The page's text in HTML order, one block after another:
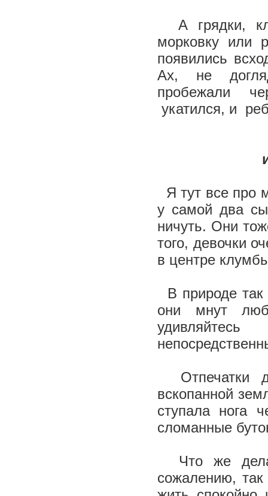
А грядки,
морковку или
появились
Ах, не
пробежали
укатился, и
Я тут все про
у самой два
ничуть. Они
того, девочки
в центре
В природе
они мнут
Отпечатки
вскопанной
ступала нога
сломанные
Что же
сожалению,